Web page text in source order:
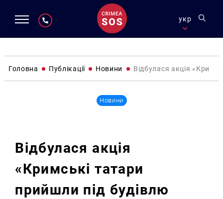
укр
Головна Публікації Новини Відбулася акція
Новини
Відбулася акція
«Кримські татари
прийшли під будівлю